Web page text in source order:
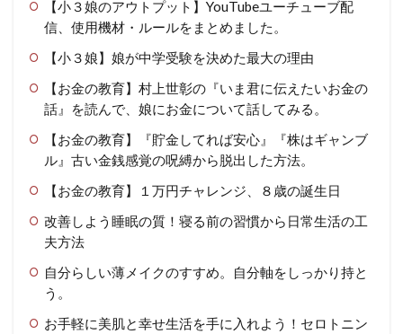
【小３娘のアウトプット】YouTubeユーチューブ配
信、使用機材・ルールをまとめました。
【小３娘】娘が中学受験を決めた最大の理由
【お金の教育】村上世彰の『いま君に伝えたいお金の
話』を読んで、娘にお金について話してみる。
【お金の教育】『貯金してれば安心』『株はギャンブ
ル』古い金銭感覚の呪縛から脱出した方法。
【お金の教育】１万円チャレンジ、８歳の誕生日
改善しよう睡眠の質！寝る前の習慣から日常生活の工
夫方法
自分らしい薄メイクのすすめ。自分軸をしっかり持と
う。
お手軽に美肌と幸せ生活を手に入れよう！セロトニン